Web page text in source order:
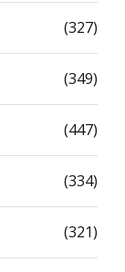
(327)
(349)
(447)
(334)
(321)